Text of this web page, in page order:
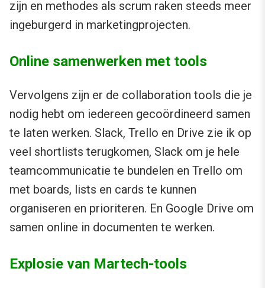
zijn en methodes als scrum raken steeds meer
ingeburgerd in marketingprojecten.
Online samenwerken met tools
Vervolgens zijn er de collaboration tools die je
nodig hebt om iedereen gecoördineerd samen
te laten werken. Slack, Trello en Drive zie ik op
veel shortlists terugkomen, Slack om je hele
teamcommunicatie te bundelen en Trello om
met boards, lists en cards te kunnen
organiseren en prioriteren. En Google Drive om
samen online in documenten te werken.
Explosie van Martech-tools